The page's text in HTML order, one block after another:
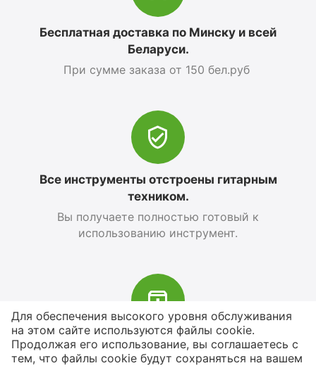
Бесплатная доставка по Минску и всей
Беларуси.
При сумме заказа от 150 бел.руб
Все инструменты отстроены гитарным
техником.
Вы получаете полностью готовый к
использованию инструмент.
В наличии более 4000 наименований
товаров
Для обеспечения высокого уровня обслуживания
на этом сайте используются файлы cookie.
Продолжая его использование, вы соглашаетесь с
тем, что файлы cookie будут сохраняться на вашем